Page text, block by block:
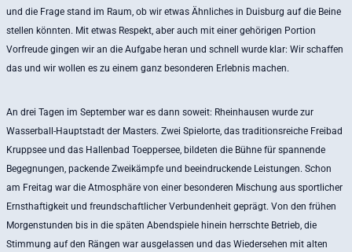
und die Frage stand im Raum, ob wir etwas Ähnliches in Duisburg auf die Beine
stellen könnten. Mit etwas Respekt, aber auch mit einer gehörigen Portion
Vorfreude gingen wir an die Aufgabe heran und schnell wurde klar: Wir schaffen
das und wir wollen es zu einem ganz besonderen Erlebnis machen.
An drei Tagen im September war es dann soweit: Rheinhausen wurde zur
Wasserball-Hauptstadt der Masters. Zwei Spielorte, das traditionsreiche Freibad
Kruppsee und das Hallenbad Toeppersee, bildeten die Bühne für spannende
Begegnungen, packende Zweikämpfe und beeindruckende Leistungen. Schon
am Freitag war die Atmosphäre von einer besonderen Mischung aus sportlicher
Ernsthaftigkeit und freundschaftlicher Verbundenheit geprägt. Von den frühen
Morgenstunden bis in die späten Abendspiele hinein herrschte Betrieb, die
Stimmung auf den Rängen war ausgelassen und das Wiedersehen mit alten